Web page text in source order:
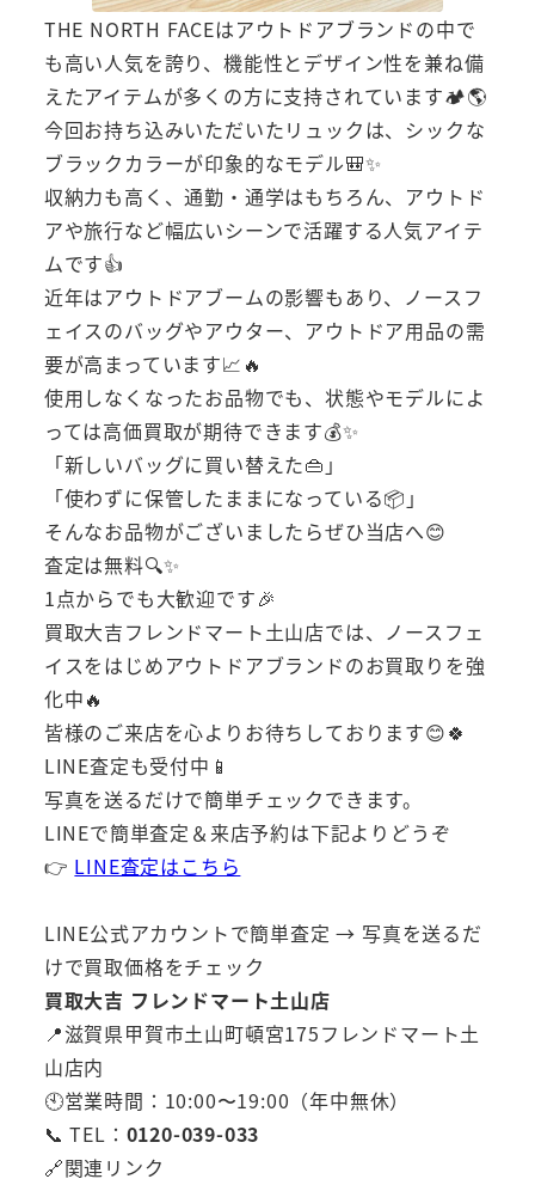
THE NORTH FACEはアウトドアブランドの中で
も高い人気を誇り、機能性とデザイン性を兼ね備
えたアイテムが多くの方に支持されています🏕️🌎
今回お持ち込みいただいたリュックは、シックな
ブラックカラーが印象的なモデル🎒✨
収納力も高く、通勤・通学はもちろん、アウトド
アや旅行など幅広いシーンで活躍する人気アイテ
ムです👍
近年はアウトドアブームの影響もあり、ノースフ
ェイスのバッグやアウター、アウトドア用品の需
要が高まっています📈🔥
使用しなくなったお品物でも、状態やモデルによ
っては高価買取が期待できます💰✨
「新しいバッグに買い替えた👜」
「使わずに保管したままになっている📦」
そんなお品物がございましたらぜひ当店へ😊
査定は無料🔍✨
1点からでも大歓迎です🎉
買取大吉フレンドマート土山店では、ノースフェ
イスをはじめアウトドアブランドのお買取りを強
化中🔥
皆様のご来店を心よりお待ちしております😊🍀
LINE査定も受付中📱
写真を送るだけで簡単チェックできます。
LINEで簡単査定＆来店予約は下記よりどうぞ
👉 LINE査定はこちら
LINE公式アカウントで簡単査定 → 写真を送るだ
けで買取価格をチェック
買取大吉 フレンドマート土山店
📍滋賀県甲賀市土山町頓宮175フレンドマート土
山店内
🕙営業時間：10:00〜19:00（年中無休）
📞 TEL： 0120-039-033
🔗関連リンク